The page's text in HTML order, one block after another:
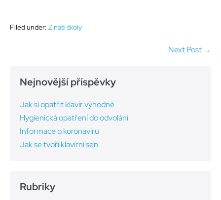
Filed under: Z naší školy
Next Post →
Nejnovější příspěvky
Jak si opatřit klavír výhodně
Hygienická opatření do odvolání
Informace o koronaviru
Jak se tvoří klavírní sen
Rubriky